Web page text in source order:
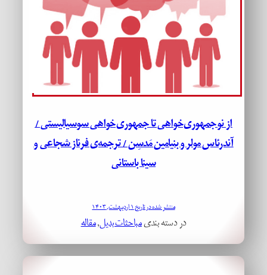
از نوجمهوری‌خواهی تا جمهوری‌خواهی سوسیالیستی /
آندرئاس مولر و بنیامین مَدسِن / ترجمه‌ی فرناز شجاعی و
سینا باستانی
منتشر شده در تاریخ ۱ اردیبهشت, ۱۴۰۳
در دسته بندیمباحثات بدیل, مقاله